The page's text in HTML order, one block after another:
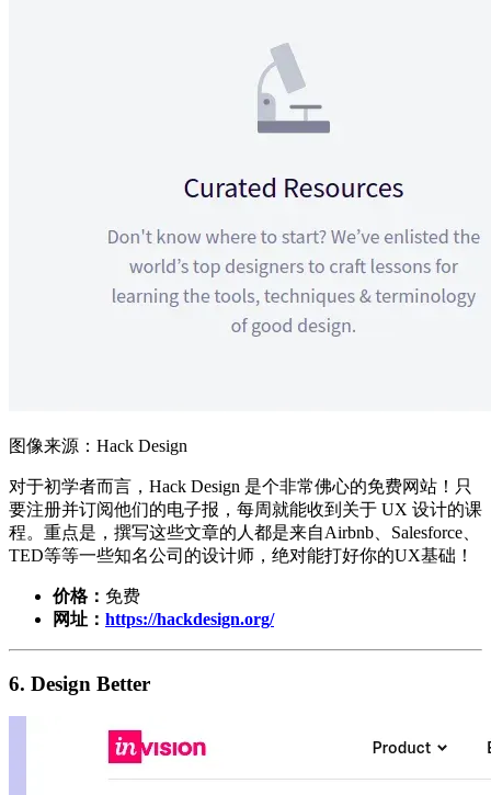
图像来源：Hack Design
对于初学者而言，Hack Design 是个非常佛心的免费网站！只
要注册并订阅他们的电子报，每周就能收到关于 UX 设计的课
程。重点是，撰写这些文章的人都是来自Airbnb、Salesforce、
TED等等一些知名公司的设计师，绝对能打好你的UX基础！
价格： 免费
网址： https://hackdesign.org/
6. Design Better